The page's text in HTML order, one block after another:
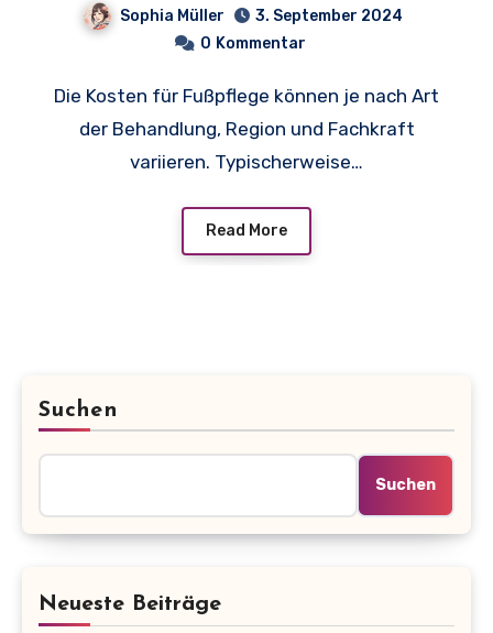
Sophia Müller
3. September 2024
0 Kommentar
Die Kosten für Fußpflege können je nach Art
der Behandlung, Region und Fachkraft
variieren. Typischerweise…
Read More
Suchen
Suchen
Neueste Beiträge